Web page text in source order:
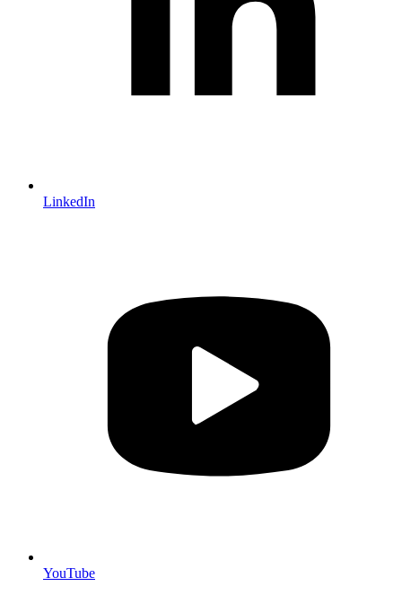
LinkedIn
YouTube